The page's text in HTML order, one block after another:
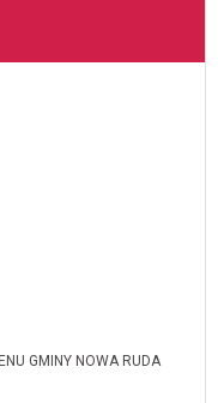
GMINY NOWA RUDA